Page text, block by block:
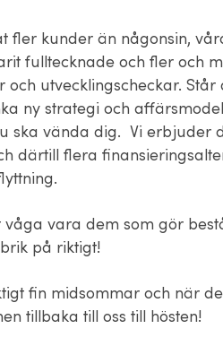
fler kunder än någonsin,
fulltecknade och fler och
och utvecklingscheckar.
ny strategi och
ska vända dig. Vi erbjuder
därtill flera
vara dem som gör
på riktigt!
fin midsommar och när
tillbaka till oss till hösten!